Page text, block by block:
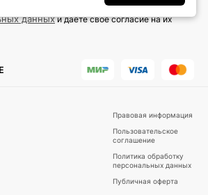
вы соглашаетесь с условиямиПолитики
данныхи даёте своё согласие на их
Правовая информация
Пользовательское
соглашение
Политика обработку
персональных данных
Публичная оферта